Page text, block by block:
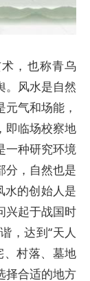
，也称青乌
。风水是自然
元气和场能 ，
即临场校察地
一种研究环境
分，自然也是
水的创始人是
兴起于战国时
，达到“天人
、村落、墓地
择合适的地方